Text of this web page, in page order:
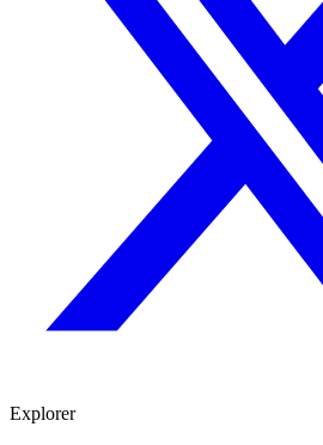
Explorer